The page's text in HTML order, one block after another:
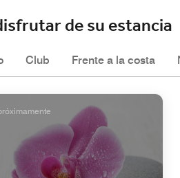
de su estancia
Club Frente a la costa